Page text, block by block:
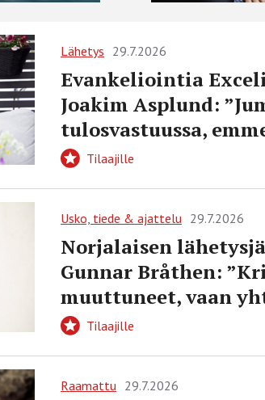
Lähetys 29.7.2026
Evankeliointia
Joakim Asplund:
tulosvastuussa,
Tilaajille
Usko, tiede & ajattelu 29.7.2026
Norjalaisen
Gunnar Bråthen:
muuttuneet, vaan
Tilaajille
Raamattu 29.7.2026